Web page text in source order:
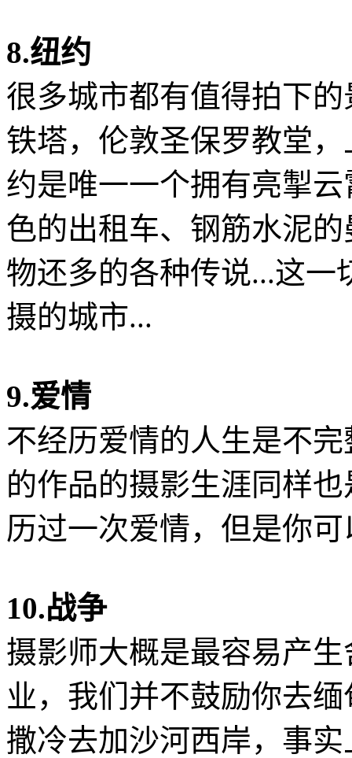
8.纽约
很多城市都有值得拍下
铁塔，伦敦圣保罗教堂
约是唯一一个拥有亮掣
色的出租车、钢筋水泥
物还多的各种传说...这
摄的城市...
9.爱情
不经历爱情的人生是不
的作品的摄影生涯同样
历过一次爱情，但是你
10.战争
摄影师大概是最容易产
业，我们并不鼓励你去
撒冷去加沙河西岸，事